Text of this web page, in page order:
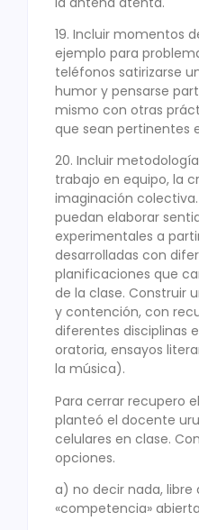
19. Incluir momentos
ejemplo para
teléfonos satirizarse
humor y pensarse
mismo con otras
que sean pertinentes
20. Incluir
trabajo en equipo, la
imaginación
puedan elaborar
experimentales a
desarrolladas con
planificaciones que
de la clase. Construir
y contención, con
diferentes disciplinas
oratoria, ensayos
la música).
Para cerrar recupero
planteó el docente
celulares en clase.
opciones.
a) no decir nada, libre
«competencia»